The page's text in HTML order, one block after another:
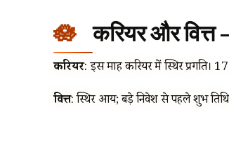
करियर और वित्त
करियर: इस माह करियर में स्थिर प्रगति।
वित्त: स्थिर आय; बड़े निवेश से पहले शुभ